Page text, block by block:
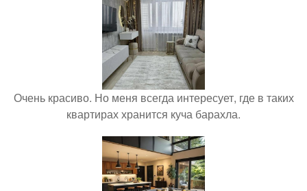
Очень красиво. Но меня всегда интересует, где в таких
квартирах хранится куча барахла.